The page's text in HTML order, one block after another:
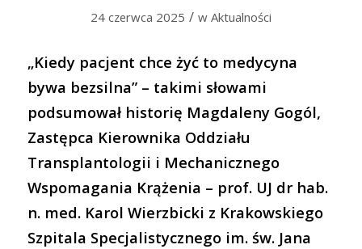
24 czerwca 2025 / w Aktualności
„Kiedy pacjent chce żyć to medycyna
bywa bezsilna” – takimi słowami
podsumował historię Magdaleny Gogól,
Zastępca Kierownika Oddziału
Transplantologii i Mechanicznego
Wspomagania Krążenia – prof. UJ dr hab.
n. med. Karol Wierzbicki z Krakowskiego
Szpitala Specjalistycznego im. św. Jana